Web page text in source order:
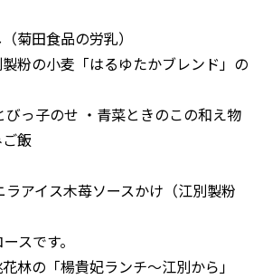
菊田食品の労乳）
粉の小麦「はるゆたかブレンド」の
びっ子のせ ・青菜ときのこの和え物
飯
ラアイス木苺ソースかけ（江別製粉
スです。
林の「楊貴妃ランチ～江別から」